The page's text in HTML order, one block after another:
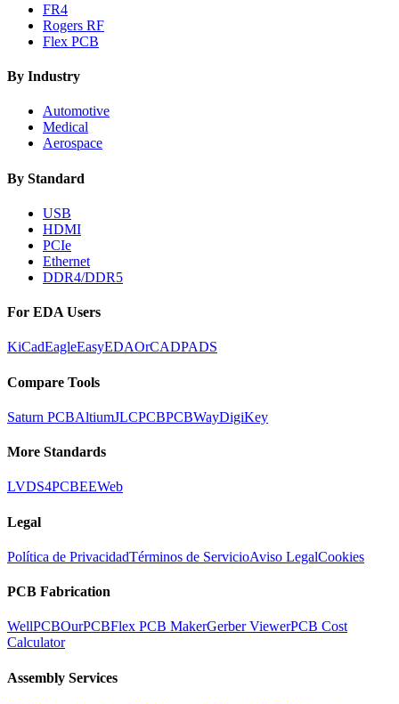
FR4
Rogers RF
Flex PCB
By Industry
Automotive
Medical
Aerospace
By Standard
USB
HDMI
PCIe
Ethernet
DDR4/DDR5
For EDA Users
KiCadEagleEasyEDAOrCADPADS
Compare Tools
Saturn PCBAltiumJLCPCBPCBWayDigiKey
More Standards
LVDS4PCBEEWeb
Legal
Política de PrivacidadTérminos de ServicioAviso LegalCookies
PCB Fabrication
WellPCBOurPCBFlex PCB MakerGerber ViewerPCB Cost
Calculator
Assembly Services